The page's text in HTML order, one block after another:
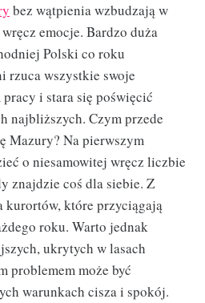
bez wątpienia wzbudzają w
emocje. Bardzo duża
Polski co roku
rzuca wszystkie swoje
i stara się poświęcić
najbliższych. Czym przede
Mazury? Na pierwszym
o niesamowitej wręcz liczbie
znajdzie coś dla siebie. Z
kurortów, które przyciągają
roku. Warto jednak
ukrytych w lasach
problemem może być
warunkach cisza i spokój.